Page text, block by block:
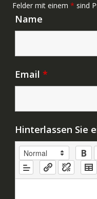
Felder mit einem * sind
Name
Email *
Hinterlassen Sie